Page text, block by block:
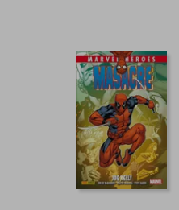
45%
dcto.